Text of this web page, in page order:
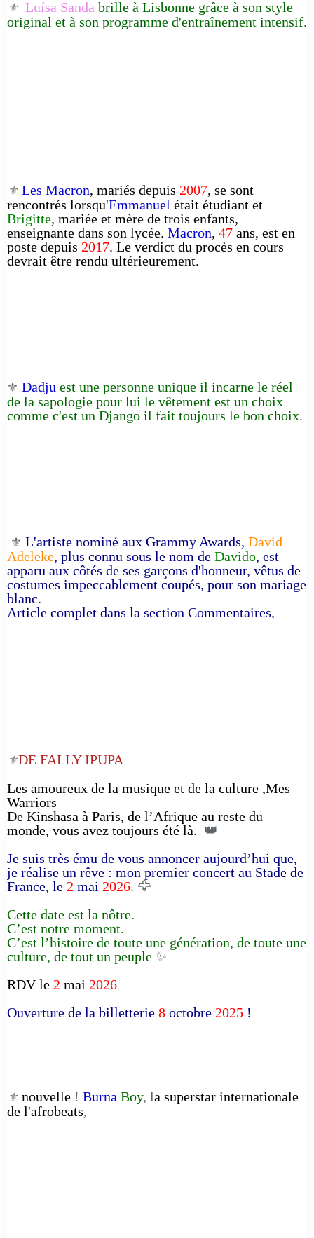
⚜️ Luísa Sanda brille à Lisbonne grâce à son style
original et à son programme d'entraînement intensif.
⚜️ Les Macron, mariés depuis 2007, se sont
rencontrés lorsqu'Emmanuel était étudiant et
Brigitte, mariée et mère de trois enfants,
enseignante dans son lycée. Macron, 47 ans, est en
poste depuis 2017. Le verdict du procès en cours
devrait être rendu ultérieurement.
⚜️ Dadju est une personne unique il incarne le réel
de la sapologie pour lui le vêtement est un choix
comme c'est un Django il fait toujours le bon choix.
⚜️ L'artiste nominé aux Grammy Awards, David
Adeleke, plus connu sous le nom de Davido, est
apparu aux côtés de ses garçons d'honneur, vêtus de
costumes impeccablement coupés, pour son mariage
blanc.
Article complet dans la section Commentaires,
⚜️DE FALLY IPUPA
Les amoureux de la musique et de la culture ,Mes
Warriors
De Kinshasa à Paris, de l’Afrique au reste du
monde, vous avez toujours été là. 👑
Je suis très ému de vous annoncer aujourd’hui que,
je réalise un rêve : mon premier concert au Stade de
France, le 2 mai 2026. 🦅
Cette date est la nôtre.
C’est notre moment.
C’est l’histoire de toute une génération, de toute une
culture, de tout un peuple ✨
RDV le 2 mai 2026
Ouverture de la billetterie 8 octobre 2025 !
⚜️ nouvelle ! Burna Boy, la superstar internationale
de l'afrobeats,